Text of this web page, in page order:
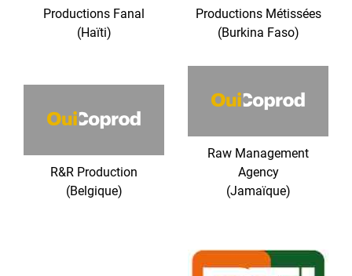
Productions Fanal
(Haïti)
Productions Métissées
(Burkina Faso)
R&R Production
(Belgique)
Raw Management
Agency
(Jamaïque)